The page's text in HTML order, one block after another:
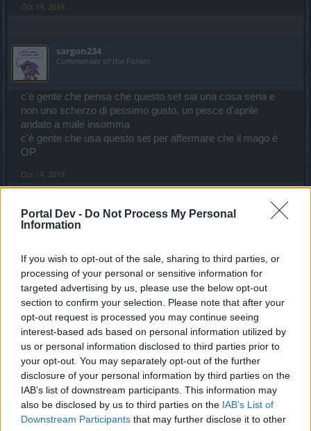
Portal Dev - Do Not Process My Personal
Information
If you wish to opt-out of the sale, sharing to third parties, or
processing of your personal or sensitive information for
targeted advertising by us, please use the below opt-out
section to confirm your selection. Please note that after your
opt-out request is processed you may continue seeing
interest-based ads based on personal information utilized by
us or personal information disclosed to third parties prior to
your opt-out. You may separately opt-out of the further
disclosure of your personal information by third parties on the
IAB’s list of downstream participants. This information may
also be disclosed by us to third parties on the IAB’s List of
Downstream Participants that may further disclose it to other
Oct 14, 2019
sargon234
Commander of the Forum
c'è gente che pensa che questo set sia una cosa seria e
non uno scherzo di pessimo gusto, un pesce d'aprile
andato a male insomma
c'è gente che usa questo set per affermare che il mago è
OP
Oct 14, 2019
corrado66
Forum Apprentice
Marsicanus said: ↑
No rimarrai sempre a 1 perchè non sono i punti vita che perdi
(come quando ti colpiscono) ma proprio quelli max.
Visivamente la palla rossa che ti indica la vita potrà avere "2 stati":
- tutta piena rossa che significa che hai 1HP
- tutta vuota che significa che sei morto.
Non vedrai mai la palla mezza vuota quindi non ha senso usare
pozioni.
Mi sembri diverso
Non credo ma non suggerire queste cose...ci spiano
Allora me pare un pò na stronzata in che senso ti sembro
diverso scusa non ho più l'immagine che avevo perchè ho